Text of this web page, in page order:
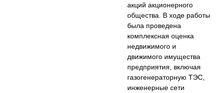
акций акционерного
общества. В ходе работы
была проведена
комплексная оценка
недвижимого и
движимого имущества
предприятия, включая
газогенераторную ТЭС,
инженерные сети